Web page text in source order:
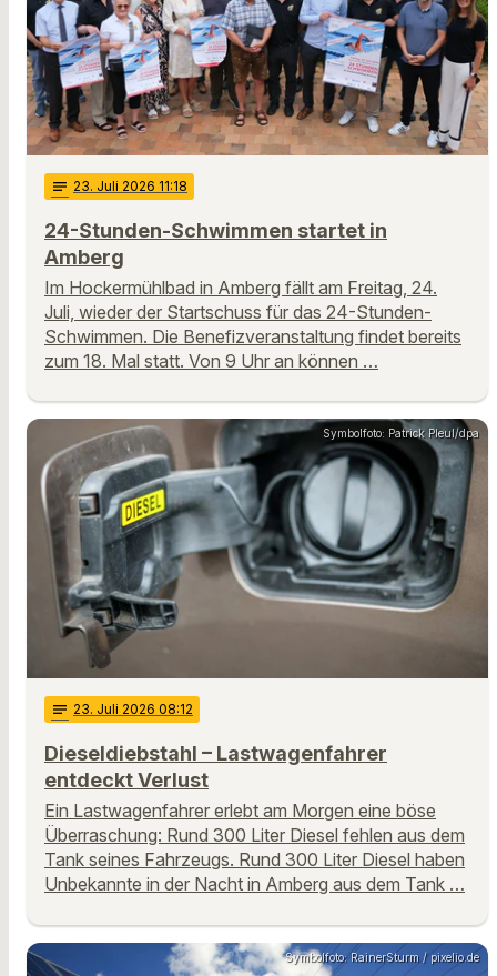
notes 23. Juli 2026 11:18
24-Stunden-Schwimmen startet in
Amberg
Im Hockermühlbad in Amberg fällt am Freitag, 24.
Juli, wieder der Startschuss für das 24-Stunden-
Schwimmen. Die Benefizveranstaltung findet bereits
zum 18. Mal statt. Von 9 Uhr an können …
Symbolfoto: Patrick Pleul/dpa
notes 23. Juli 2026 08:12
Dieseldiebstahl – Lastwagenfahrer
entdeckt Verlust
Ein Lastwagenfahrer erlebt am Morgen eine böse
Überraschung: Rund 300 Liter Diesel fehlen aus dem
Tank seines Fahrzeugs. Rund 300 Liter Diesel haben
Unbekannte in der Nacht in Amberg aus dem Tank …
Symbolfoto: RainerSturm / pixelio.de